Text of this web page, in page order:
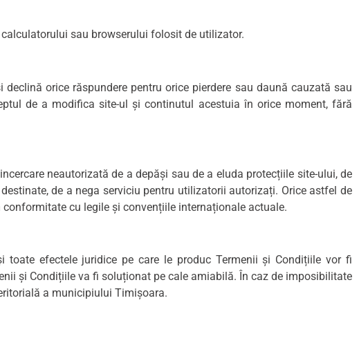
sau browserului folosit de utilizator.
orice răspundere pentru orice pierdere sau daună cauzată sau
de a modifica site-ul și continutul acestuia în orice moment, fără
neautorizată de a depăși sau de a eluda protecțiile site-ului, de
de a nega serviciu pentru utilizatorii autorizați. Orice astfel de
cu legile și convențiile internaționale actuale.
toate efectele juridice pe care le produc Termenii și Condițiile vor fi
și Condițiile va fi soluționat pe cale amiabilă. În caz de imposibilitate
a municipiului Timișoara.